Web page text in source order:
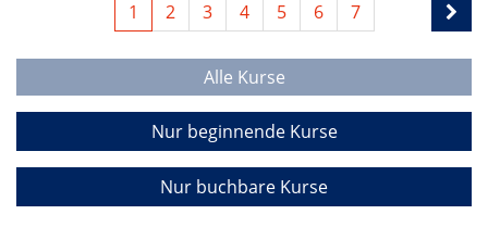
1 2 3 4 5 6 7
Alle Kurse
Nur beginnende Kurse
Nur buchbare Kurse